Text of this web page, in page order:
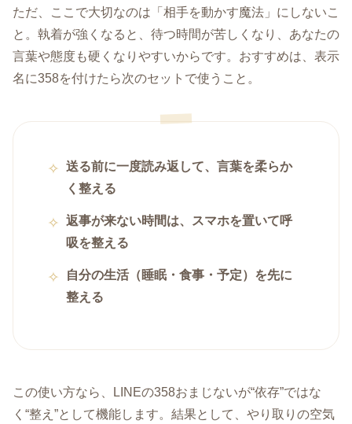
ただ、ここで大切なのは「相手を動かす魔法」にしないこ
と。執着が強くなると、待つ時間が苦しくなり、あなたの
言葉や態度も硬くなりやすいからです。おすすめは、表示
名に358を付けたら次のセットで使うこと。
送る前に一度読み返して、言葉を柔らか
く整える
返事が来ない時間は、スマホを置いて呼
吸を整える
自分の生活（睡眠・食事・予定）を先に
整える
この使い方なら、LINEの358おまじないが“依存”ではな
く“整え”として機能します。結果として、やり取りの空気